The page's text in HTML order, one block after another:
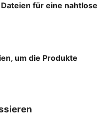
für eine nahtlose
um die Produkte